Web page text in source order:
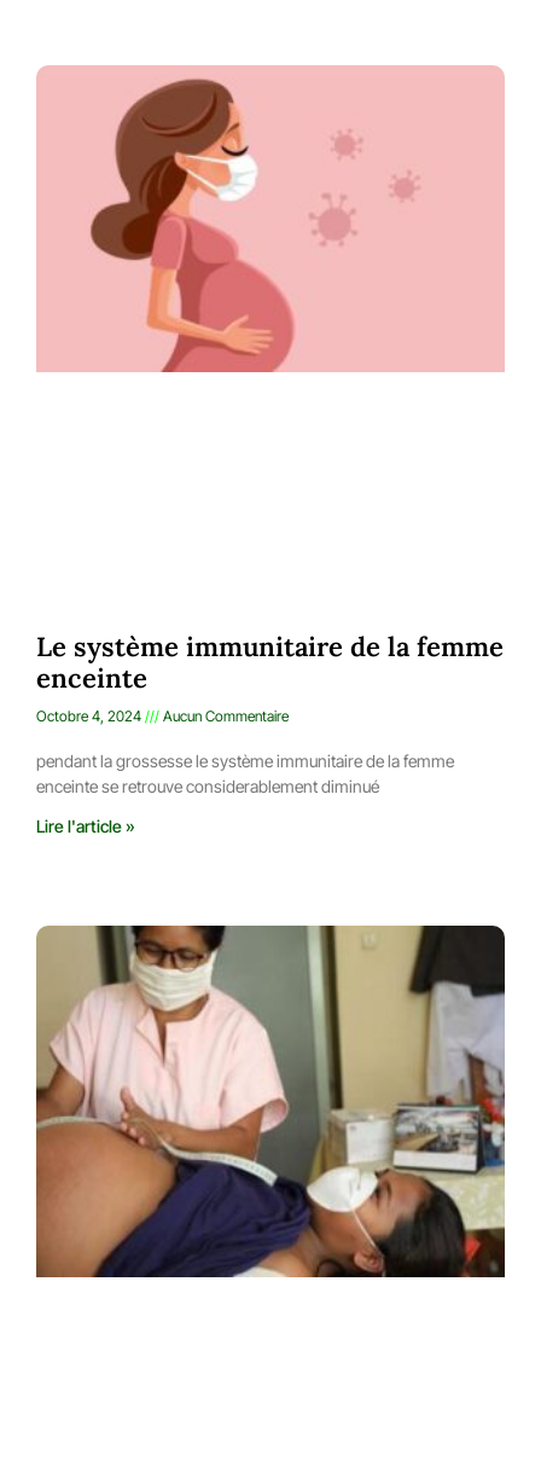
Le système immunitaire de la femme
enceinte
Octobre 4, 2024 Aucun Commentaire
pendant la grossesse le système immunitaire de la femme
enceinte se retrouve considerablement diminué
Lire l'article »